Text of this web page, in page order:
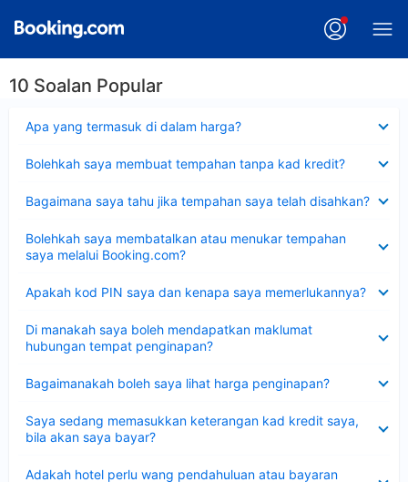
10 Soalan Popular
Apa yang termasuk di dalam harga?
Bolehkah saya membuat tempahan tanpa kad kredit?
Bagaimana saya tahu jika tempahan saya telah disahkan?
Bolehkah saya membatalkan atau menukar tempahan
saya melalui Booking.com?
Apakah kod PIN saya dan kenapa saya memerlukannya?
Di manakah saya boleh mendapatkan maklumat
hubungan tempat penginapan?
Bagaimanakah boleh saya lihat harga penginapan?
Saya sedang memasukkan keterangan kad kredit saya,
bila akan saya bayar?
Adakah hotel perlu wang pendahuluan atau bayaran